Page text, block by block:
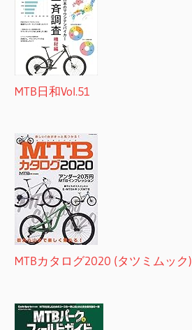
MTB日和Vol.51
MTBカタログ2020 (タツミムック)